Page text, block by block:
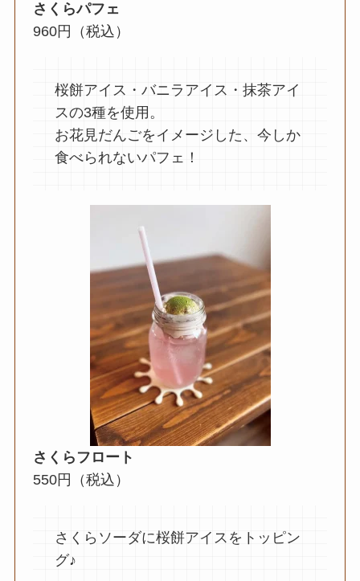
さくらパフェ
960円（税込）
桜餅アイス・バニラアイス・抹茶アイ
スの3種を使用。
お花見だんごをイメージした、今しか
食べられないパフェ！
さくらフロート
550円（税込）
さくらソーダに桜餅アイスをトッピン
グ♪